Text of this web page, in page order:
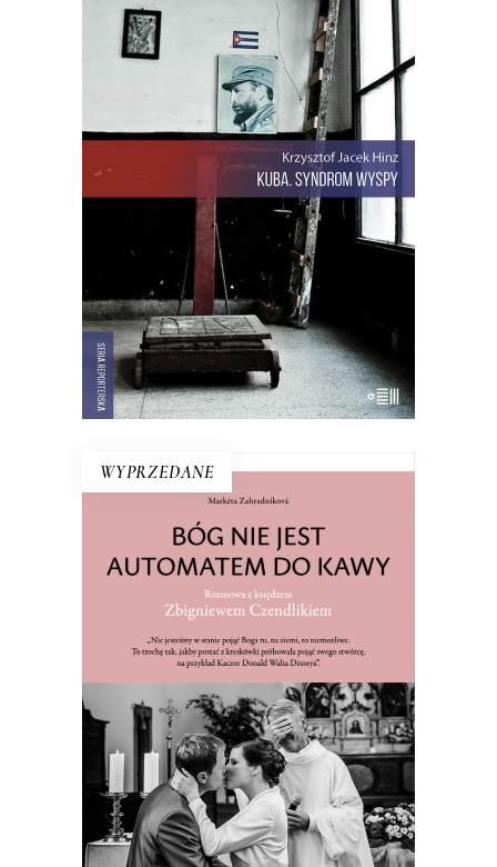
E-BOOK DO KOSZYKA
KUBA. SYNDROM WYSPY
Rewolucja i dysydenci, Kubanki
walczące o podpaski i Kubańczycy,
którzy obrażają rewolucję szortami i
sandałami. Jest tu dawna świetność
Hawany, są prosięta hodowane w
wannach i jest krowa – bohaterka
rewolucji.
44.00 zł 22.00zł
WYPRZEDANE
BÓG NIE JEST AUTOMATEM DO
KAWY. ROZMOWA Z KSIĘDZEM
ZBIGNIEWEM CZENDLIKIEM
Ksiądz Zbigniew Czendlik mówi, co
myśli, nie chodzi w sutannie ani
koloratce, a poranne msze przeniósł na
dziewiątą, bo kto by wstał na szóstą?